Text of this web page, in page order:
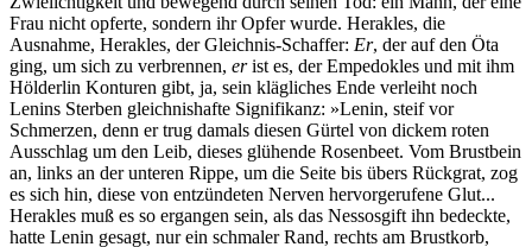
Frau nicht opferte, sondern ihr Opfer wurde. Herakles, die
Ausnahme, Herakles, der Gleichnis-Schaffer: Er, der auf den Öta
ging, um sich zu verbrennen, erist es, der Empedokles und mit ihm
Hölderlin Konturen gibt, ja, sein klägliches Ende verleiht noch
Lenins Sterben gleichnishafte Signifikanz: »Lenin, steif vor
Schmerzen, denn er trug damals diesen Gürtel von dickem roten
Ausschlag um den Leib, dieses glühende Rosenbeet. Vom Brustbein
an, links an der unteren Rippe, um die Seite bis übers Rückgrat, zog
es sich hin, diese von entzündeten Nerven hervorgerufene Glut...
Herakles muß es so ergangen sein, als das Nessosgift ihn bedeckte,
hatte Lenin gesagt, nur ein schmaler Rand, rechts am Brustkorb,